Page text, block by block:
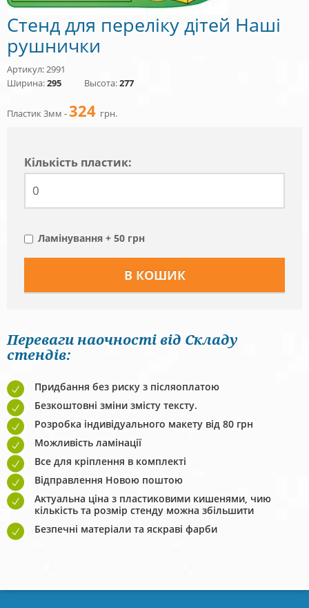
Стенд для переліку дітей Наші
рушнички
Артикул: 2991
Ширина:295 Высота:277
Пластик 3мм -324 грн.
Кiлькiсть пластик:
Ламінування + 50 грн
Переваги наочності від Складу
стендів:
Придбання без риску з післяоплатою
Безкоштовні зміни змісту тексту.
Розробка індивідуального макету від 80 грн
Можливість ламінації
Все для кріплення в комплекті
Відправлення Новою поштою
Актуальна ціна з пластиковими кишенями, чию
кількість та розмір стенду можна збільшити
Безпечні матеріали та яскраві фарби